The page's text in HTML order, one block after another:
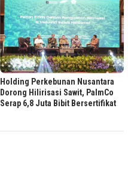
Holding Perkebunan Nusantara
Dorong Hilirisasi Sawit, PalmCo
Serap 6,8 Juta Bibit Bersertifikat